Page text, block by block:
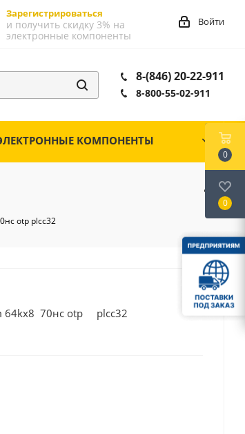
Зарегистрироваться
и получить скидку 3% на
электронные компоненты
Войти
8-(846) 20-22-911
8-800-55-02-911
КОМПОНЕНТЫ
otp plcc32
64kx8 70нс otp plcc32
0
0